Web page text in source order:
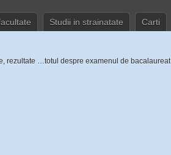
Studii in strainatate Carti
rezultate …totul despre examenul de bacalaureat